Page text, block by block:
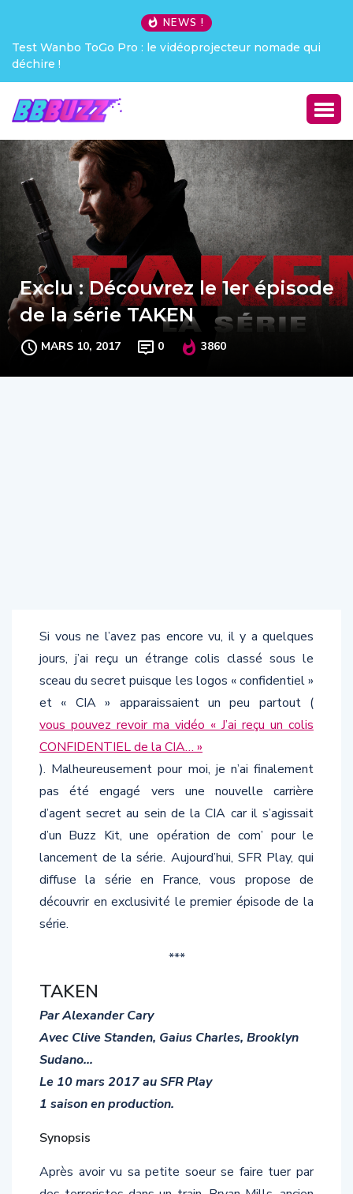
NEWS !
Creative Pebble X : j’ai été choqué !
Exclu : Découvrez le 1er épisode
de la série TAKEN
MARS 10, 2017 0 3860
Si vous ne l’avez pas encore vu, il y a quelques
jours, j’ai reçu un étrange colis classé sous le
sceau du secret puisque les logos « confidentiel »
et « CIA » apparaissaient un peu partout (
vous pouvez revoir ma vidéo « J’ai reçu un colis
CONFIDENTIEL de la CIA… »
). Malheureusement pour moi, je n’ai finalement
pas été engagé vers une nouvelle carrière
d’agent secret au sein de la CIA car il s’agissait
d’un Buzz Kit, une opération de com’ pour le
lancement de la série. Aujourd’hui, SFR Play, qui
diffuse la série en France, vous propose de
découvrir en exclusivité le premier épisode de la
série.
***
TAKEN
Par Alexander Cary
Avec Clive Standen, Gaius Charles, Brooklyn
Sudano…
Le 10 mars 2017 au SFR Play
1 saison en production.
Synopsis
Après avoir vu sa petite soeur se faire tuer par